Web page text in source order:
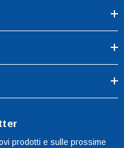
prodotti e sulle prossime